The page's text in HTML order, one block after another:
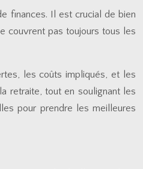
finances. Il est crucial de bien
couvrent pas toujours tous les
les coûts impliqués, et les
retraite, tout en soulignant les
pour prendre les meilleures